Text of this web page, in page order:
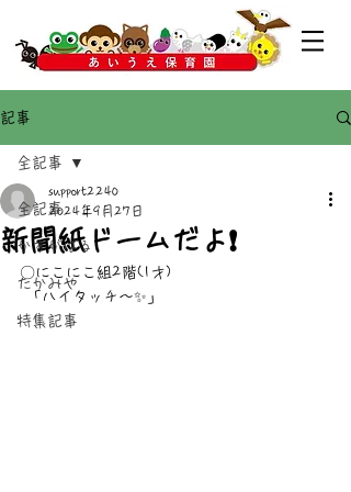
記事
全記事
かすがばる
たかみや
特集記事
全記事
新聞紙ドームだよ❗
support2240
2024年9月27日
〇にこにこ組2階(1才)
「ハイタッチ〜✨」